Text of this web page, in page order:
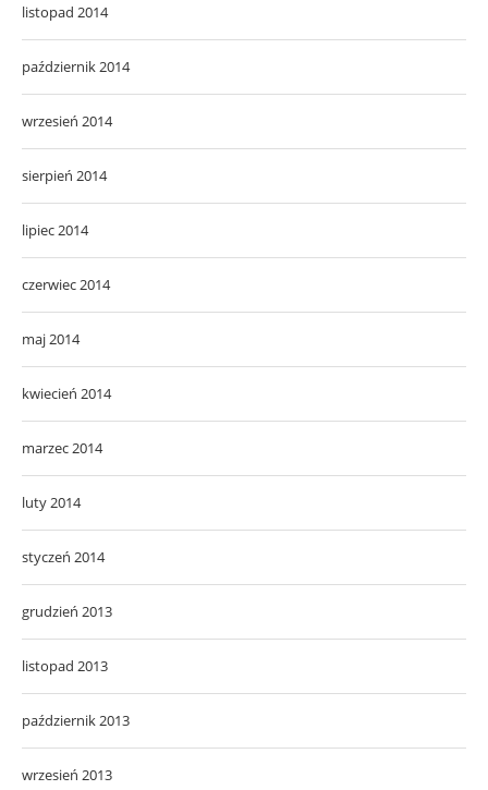
listopad 2014
październik 2014
wrzesień 2014
sierpień 2014
lipiec 2014
czerwiec 2014
maj 2014
kwiecień 2014
marzec 2014
luty 2014
styczeń 2014
grudzień 2013
listopad 2013
październik 2013
wrzesień 2013